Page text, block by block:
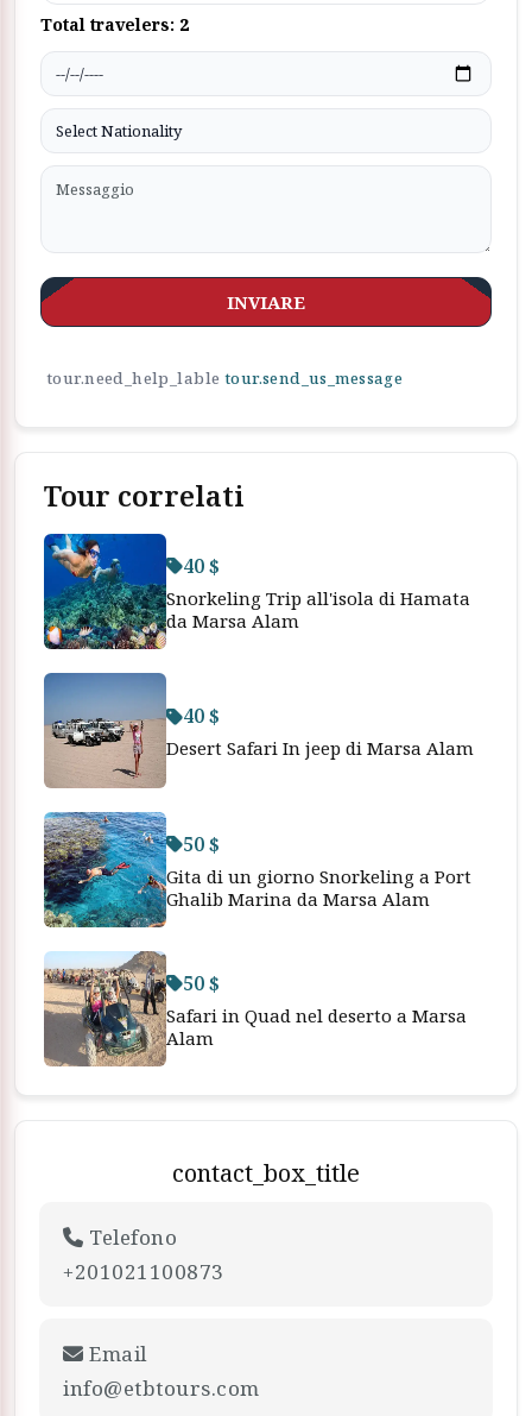
Total travelers: 2
INVIARE
tour.need_help_lable tour.send_us_message
Tour correlati
40 $
Snorkeling Trip all'isola di Hamata
da Marsa Alam
40 $
Desert Safari In jeep di Marsa Alam
50 $
Gita di un giorno Snorkeling a Port
Ghalib Marina da Marsa Alam
50 $
Safari in Quad nel deserto a Marsa
Alam
contact_box_title
Telefono
+201021100873
Email
info@etbtours.com